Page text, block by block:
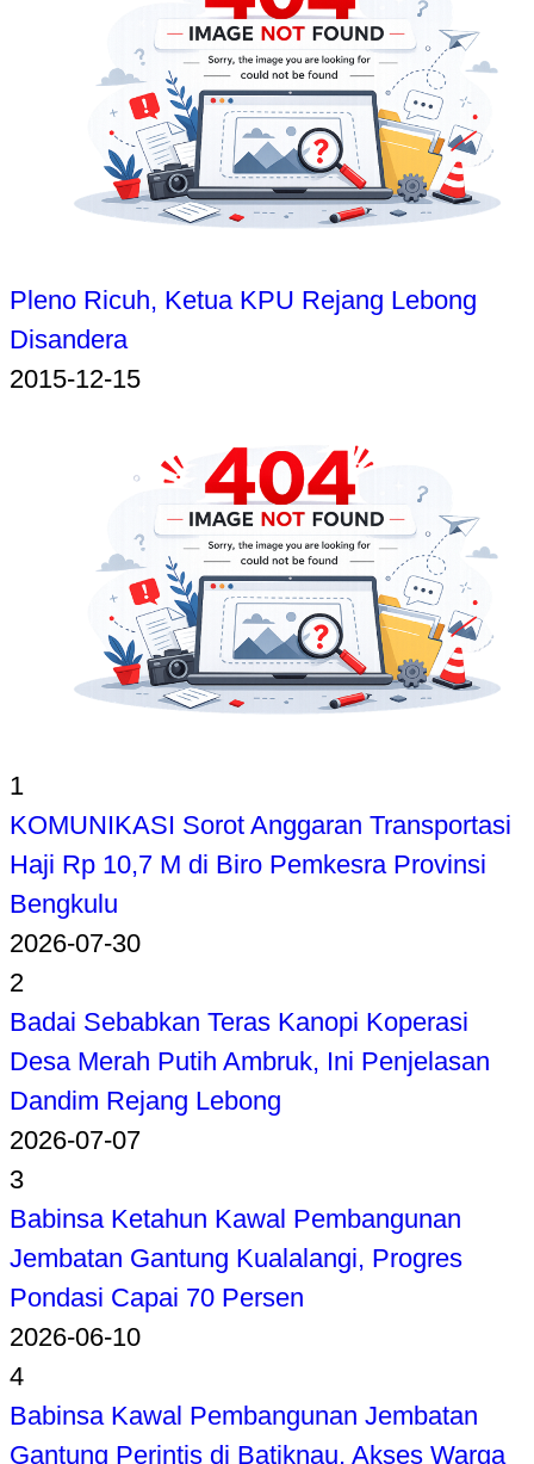
Pleno Ricuh, Ketua KPU Rejang Lebong
Disandera
2015-12-15
1
KOMUNIKASI Sorot Anggaran Transportasi
Haji Rp 10,7 M di Biro Pemkesra Provinsi
Bengkulu
2026-07-30
2
Badai Sebabkan Teras Kanopi Koperasi
Desa Merah Putih Ambruk, Ini Penjelasan
Dandim Rejang Lebong
2026-07-07
3
Babinsa Ketahun Kawal Pembangunan
Jembatan Gantung Kualalangi, Progres
Pondasi Capai 70 Persen
2026-06-10
4
Babinsa Kawal Pembangunan Jembatan
Gantung Perintis di Batiknau, Akses Warga